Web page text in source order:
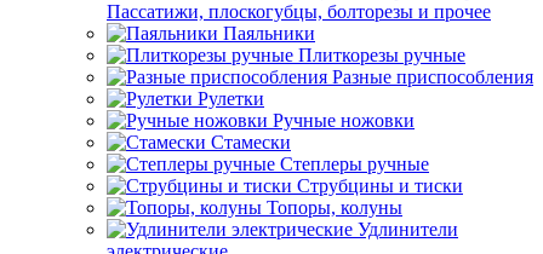
Пассатижи, плоскогубцы, болторезы и прочее
Паяльники
Плиткорезы ручные
Разные приспособления
Рулетки
Ручные ножовки
Стамески
Степлеры ручные
Струбцины и тиски
Топоры, колуны
Удлинители